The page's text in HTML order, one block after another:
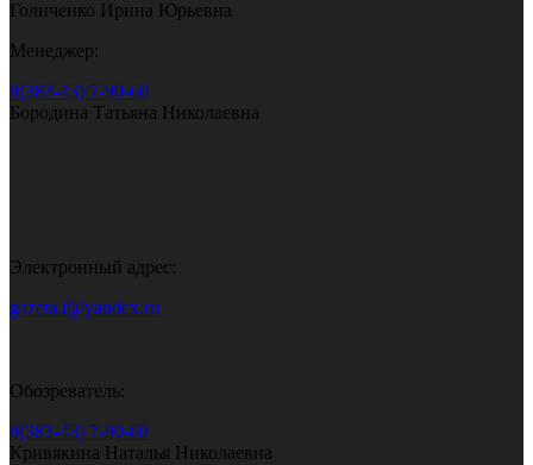
Голиченко Ирина Юрьевна
Менеджер:
8(383-43) 7-90-60
Бородина Татьяна Николаевна
Электронный адрес:
gazeta.i@yandex.ru
Обозреватель:
8(383-43) 7-90-60
Кривякина Наталья Николаевна